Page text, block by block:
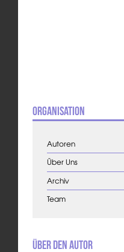
Organisation
Autoren
Über Uns
Archiv
Team
Über den Autor